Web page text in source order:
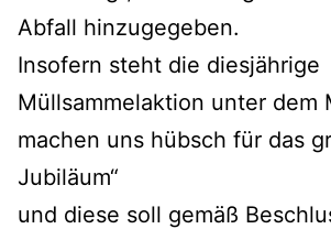
Abfall hinzugegeben.
Insofern steht die diesjährige
Müllsammelaktion unter dem
machen uns hübsch für das
Jubiläum“
und diese soll gemäß